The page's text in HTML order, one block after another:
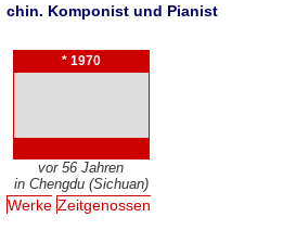
chin. Komponist und Pianist
* 1970
vor 56 Jahren
in Chengdu (Sichuan)
Werke Zeitgenossen